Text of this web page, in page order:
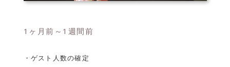
1ヶ月前～1週間前
・ゲスト人数の確定